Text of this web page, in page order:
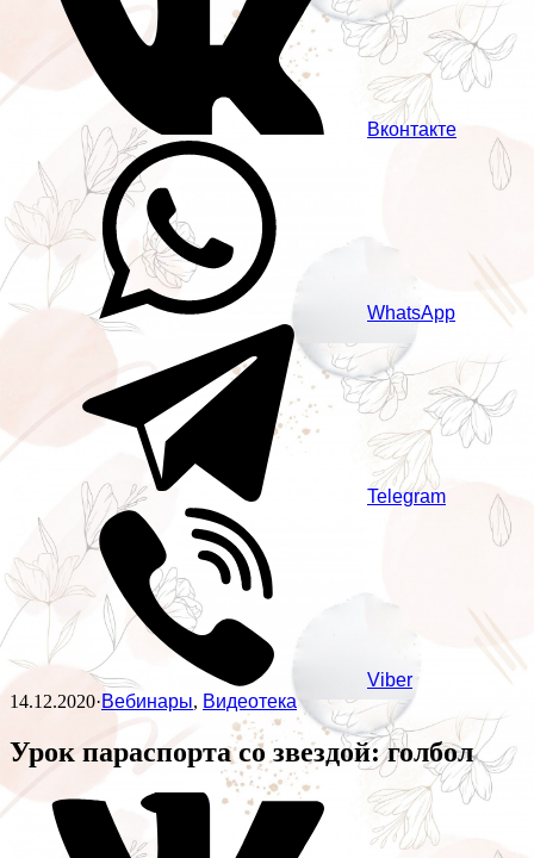
Вконтакте
WhatsApp
Telegram
Viber
14.12.2020·Вебинары, Видеотека
Урок параспорта со звездой: голбол